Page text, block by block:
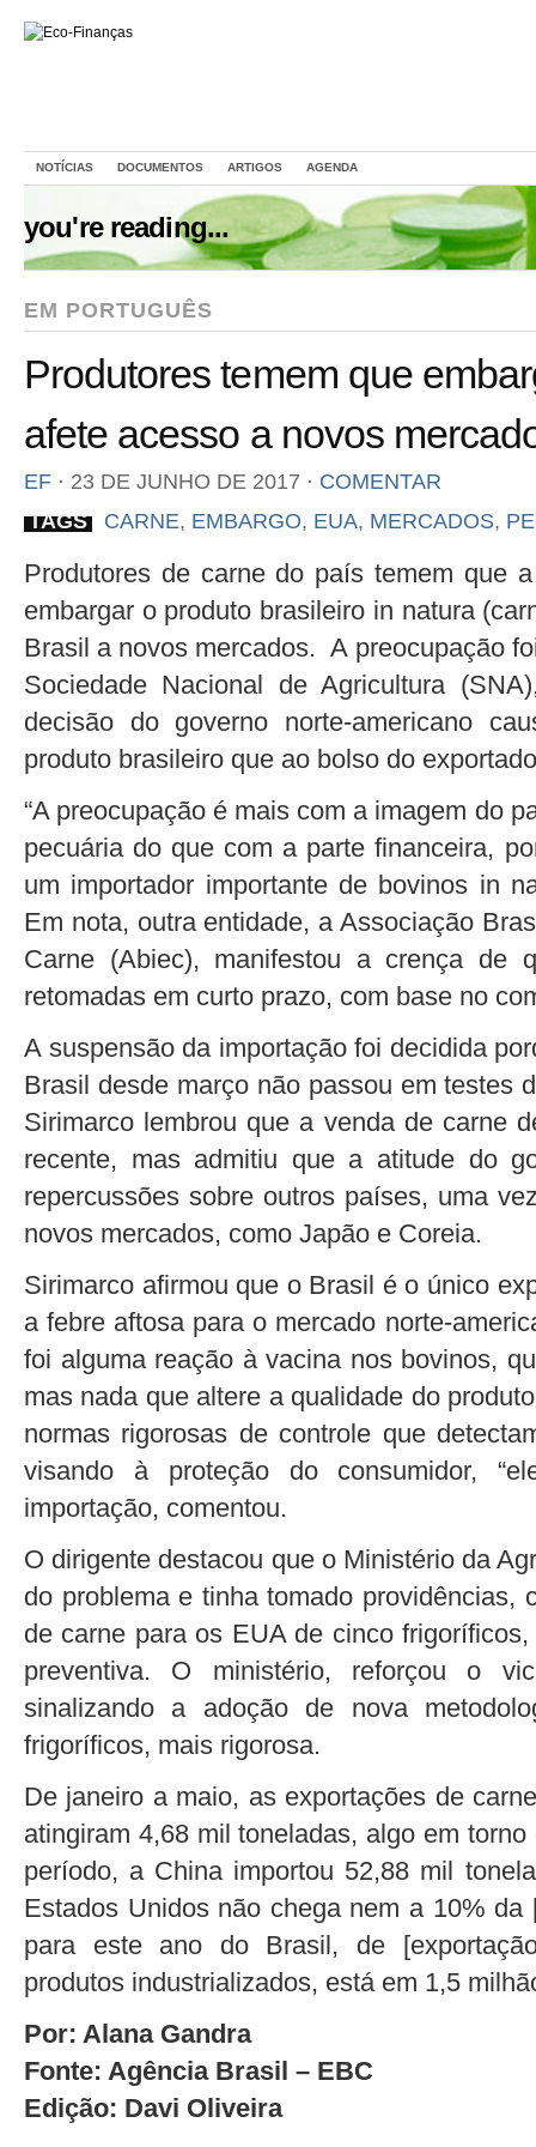
NOTÍCIAS DOCUMENTOS ARTIGOS AGENDA
you're reading...
EM PORTUGUÊS
Produtores temem que
afete acesso a novos
EF ⋅ 23 DE JUNHO DE 2017 ⋅ COMENTAR
TAGS
CARNE, EMBARGO, EUA, MERCADOS,
Produtores de carne do país temem que
embargar o produto brasileiro in natura
Brasil a novos mercados. A preocupação
Sociedade Nacional de Agricultura
decisão do governo norte-americano
produto brasileiro que ao bolso do
“A preocupação é mais com a imagem do
pecuária do que com a parte financeira,
um importador importante de bovinos in
Em nota, outra entidade, a Associação
Carne (Abiec), manifestou a crença de
retomadas em curto prazo, com base no
A suspensão da importação foi decidida
Brasil desde março não passou em testes
Sirimarco lembrou que a venda de carne
recente, mas admitiu que a atitude do
repercussões sobre outros países, uma
novos mercados, como Japão e Coreia.
Sirimarco afirmou que o Brasil é o único
a febre aftosa para o mercado norte-
foi alguma reação à vacina nos bovinos,
mas nada que altere a qualidade do
normas rigorosas de controle que
visando à proteção do consumidor,
importação, comentou.
O dirigente destacou que o Ministério da
do problema e tinha tomado providências,
de carne para os EUA de cinco
preventiva. O ministério, reforçou o
sinalizando a adoção de nova
frigoríficos, mais rigorosa.
De janeiro a maio, as exportações de
atingiram 4,68 mil toneladas, algo em
período, a China importou 52,88 mil
Estados Unidos não chega nem a 10%
para este ano do Brasil, de
produtos industrializados, está em 1,5
Por: Alana Gandra
Fonte: Agência Brasil – EBC
Edição: Davi Oliveira